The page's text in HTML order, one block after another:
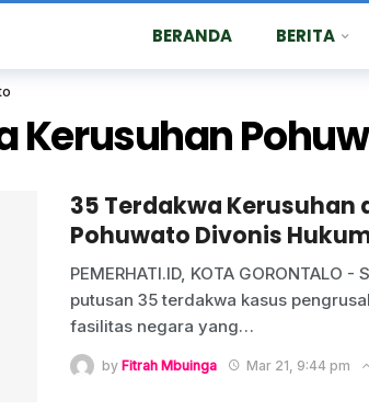
BERANDA BERITA
Kerusuhan
35 Terdakwa Kerusuhan
Pohuwato Divonis
PEMERHATI.ID, KOTA GORONTALO -
putusan 35 terdakwa kasus
fasilitas negara yang…
by Fitrah Mbuinga Mar 21, 9:44 pm